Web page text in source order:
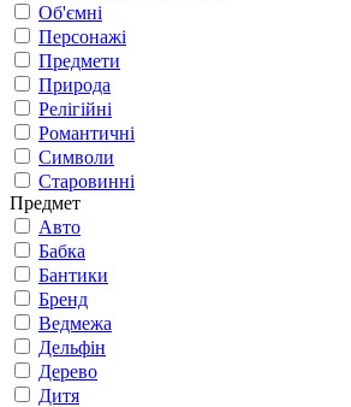
Об'ємні
Персонажі
Предмети
Природа
Релігійні
Романтичні
Символи
Старовинні
Предмет
Авто
Бабка
Бантики
Бренд
Ведмежа
Дельфін
Дерево
Дитя